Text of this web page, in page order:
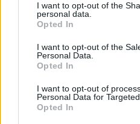
I want to opt-out of the
personal data.
Opted In
I want to opt-out of the
Personal Data.
Opted In
I want to opt-out of
Personal Data for
Opted In
Ένα σημαντικό
δικαιούχους